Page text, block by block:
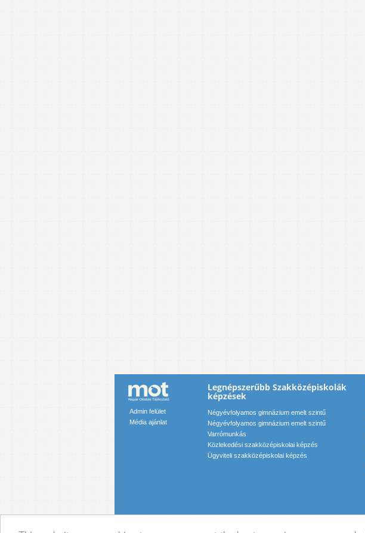
Admin felület
Média ajánlat
Legnépszerűbb Szakközépiskolák
képzések
Négyévfolyamos gimnázium emelt szintű
Négyévfolyamos gimnázium emelt szintű
Varrómunkás
Közlekedési szakközépiskolai képzés
Ügyviteli szakközépiskolai képzés